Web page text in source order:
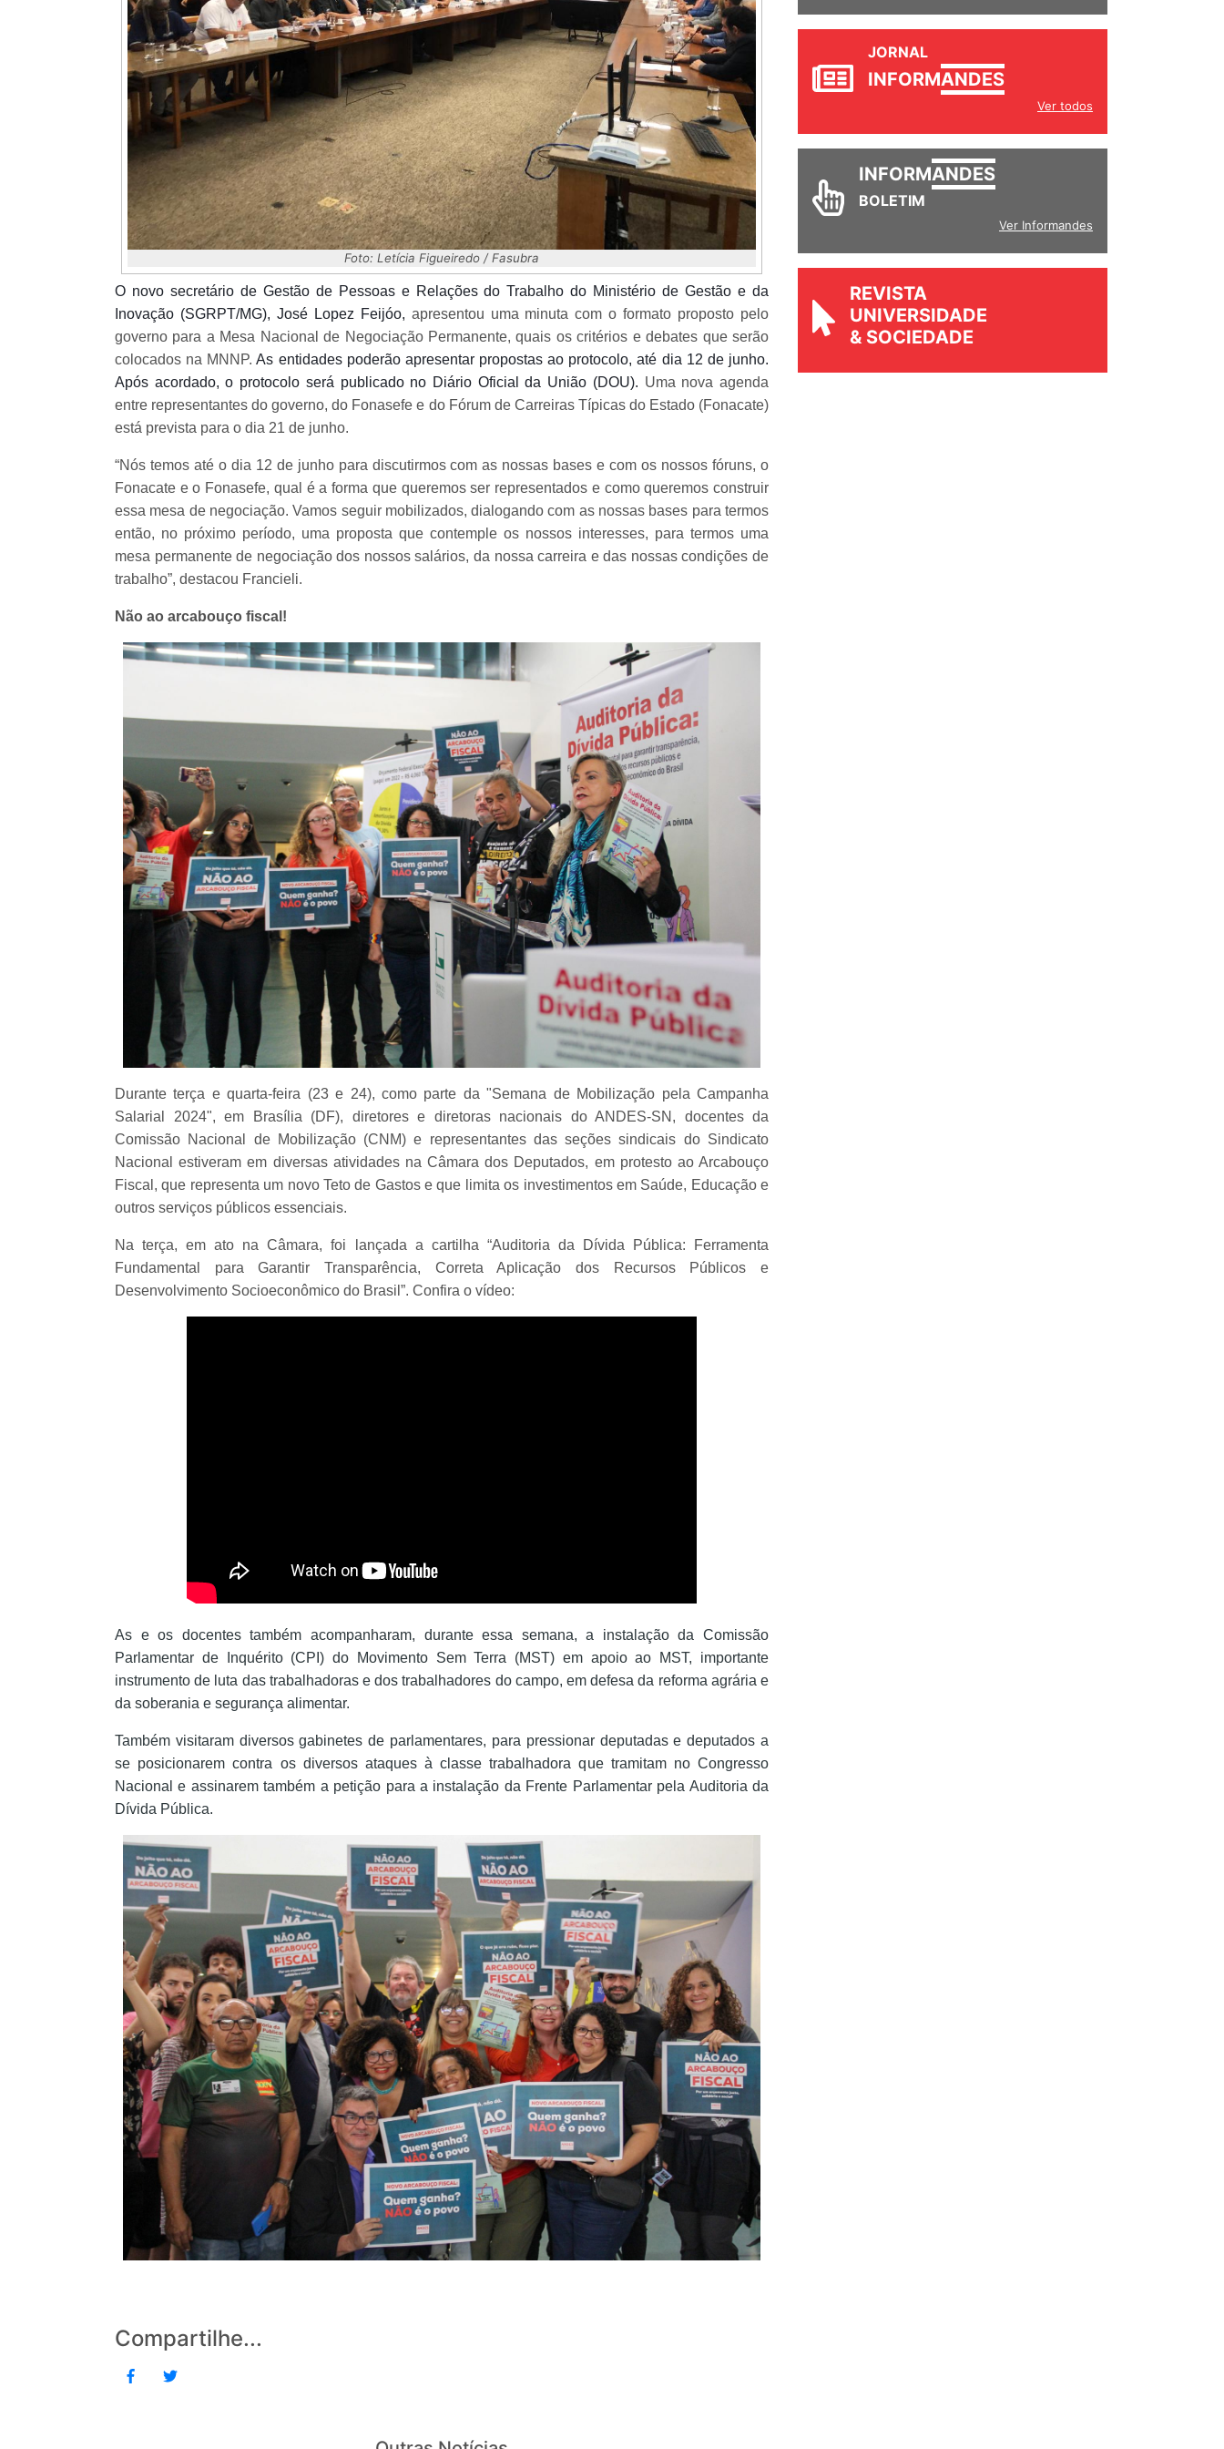
Foto: Letícia Figueiredo / Fasubra
O novo secretário de Gestão de Pessoas e Relações do Trabalho do Ministério de Gestão e da
Inovação (SGRPT/MG), José Lopez Feijóo, apresentou uma minuta com o formato proposto pelo
governo para a Mesa Nacional de Negociação Permanente, quais os critérios e debates que serão
colocados na MNNP.As entidades poderão apresentar propostas ao protocolo, até dia 12 de junho.
Após acordado, o protocolo será publicado no Diário Oficial da União (DOU). Uma nova agenda
entre representantes do governo, do Fonasefe e do Fórum de Carreiras Típicas do Estado (Fonacate)
está prevista para o dia 21 de junho.
“Nós temos até o dia 12 de junho para discutirmos com as nossas bases e com os nossos fóruns, o
Fonacate e o Fonasefe, qual é a forma que queremos ser representados e como queremos construir
essa mesa de negociação. Vamos seguir mobilizados, dialogando com as nossas bases para termos
então, no próximo período, uma proposta que contemple os nossos interesses, para termos uma
mesa permanente de negociação dos nossos salários, da nossa carreira e das nossas condições de
trabalho”, destacou Francieli.
Não ao arcabouço fiscal!
Durante terça e quarta-feira (23 e 24), como parte da"Semana de Mobilização pela Campanha
Salarial 2024", em Brasília (DF), diretores e diretoras nacionais do ANDES-SN, docentes da
Comissão Nacional de Mobilização (CNM) e representantes das seções sindicais do Sindicato
Nacional estiveram em diversas atividades na Câmara dos Deputados, em protesto ao Arcabouço
Fiscal, que representa um novo Teto de Gastos e que limita os investimentos em Saúde, Educação e
outros serviços públicos essenciais.
Na terça, em ato na Câmara, foi lançada a cartilha “Auditoria da Dívida Pública: Ferramenta
Fundamental para Garantir Transparência, Correta Aplicação dos Recursos Públicos e
Desenvolvimento Socioeconômico do Brasil”. Confira o vídeo:
As e os docentes também acompanharam, durante essa semana, a instalação da Comissão
Parlamentar de Inquérito (CPI) do Movimento Sem Terra (MST) em apoio ao MST, importante
instrumento de luta das trabalhadoras e dos trabalhadores do campo, em defesa da reforma agrária e
da soberania e segurança alimentar.
Também visitaram diversos gabinetes de parlamentares, para pressionar deputadas e deputados a
se posicionarem contra os diversos ataques à classe trabalhadora que tramitam no Congresso
Nacional e assinarem também a petição para a instalação da Frente Parlamentar pela Auditoria da
Dívida Pública.
Compartilhe...
INFORM
INFORMANDES
BOLETIM
REVISTA
UNIVERSIDADE
& SOCIEDADE